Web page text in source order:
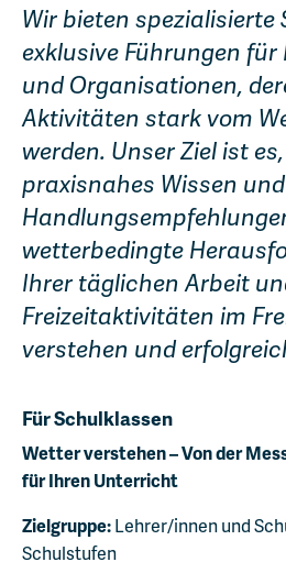
Wir bieten
exklusive Führungen
und Organisationen,
Aktivitäten stark vom
werden. Unser Ziel ist
praxisnahes Wissen
wetterbedingte
Ihrer täglichen Arbeit
Freizeitaktivitäten im
verstehen und
Für Schulklassen
Wetter verstehen – Von der
für Ihren Unterricht
Zielgruppe:Lehrer/innen und
Schulstufen